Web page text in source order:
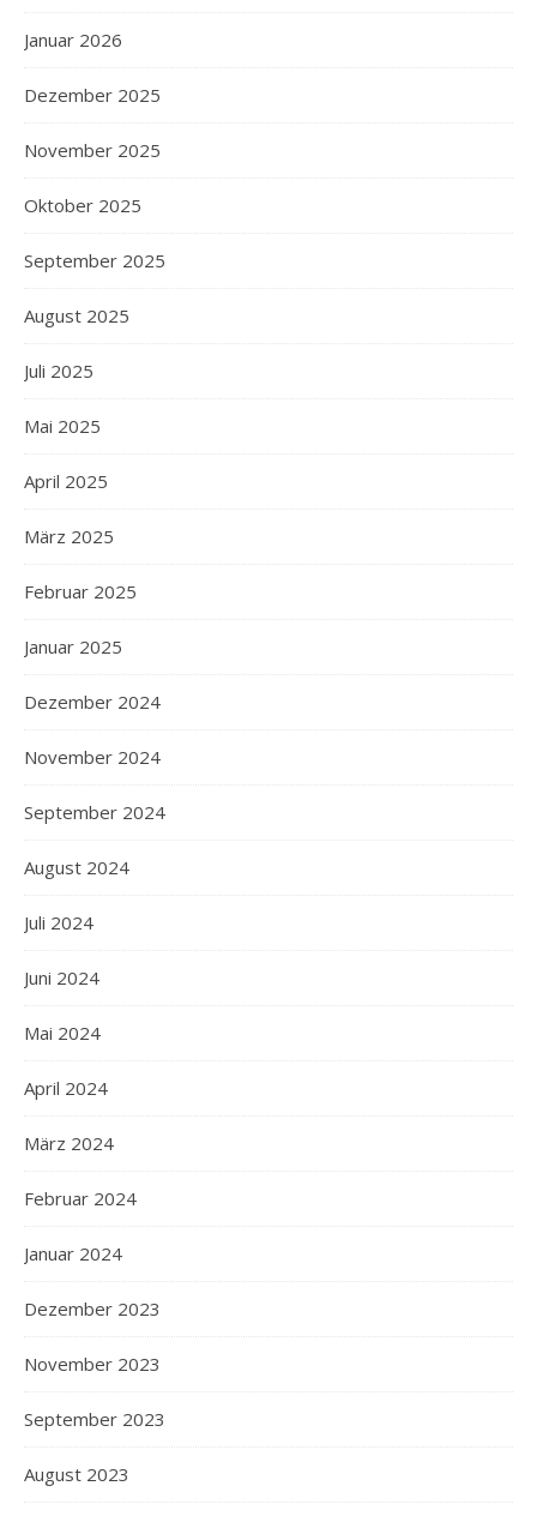
Januar 2026
Dezember 2025
November 2025
Oktober 2025
September 2025
August 2025
Juli 2025
Mai 2025
April 2025
März 2025
Februar 2025
Januar 2025
Dezember 2024
November 2024
September 2024
August 2024
Juli 2024
Juni 2024
Mai 2024
April 2024
März 2024
Februar 2024
Januar 2024
Dezember 2023
November 2023
September 2023
August 2023